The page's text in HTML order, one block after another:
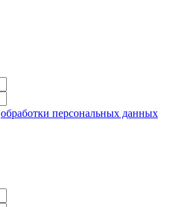
обработки персональных данных